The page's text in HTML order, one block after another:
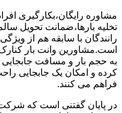
مشاوره رایگان،بکارگیری
تخلیه بارها،ضمانت تحویل
رانندگان با سابقه هم از
است.مشاورین وانت بار
به حجم بار و مسافت
کرده و امکان یک جابجایی
فراهم می کنند.
در پایان گفتنی است که شرکت